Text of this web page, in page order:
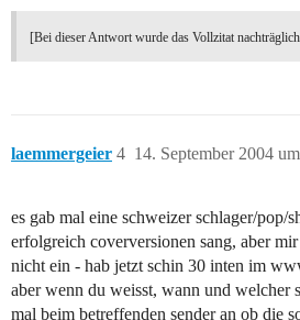
[Bei dieser Antwort wurde das Vollzitat
laemmergeier 14. September 2004
4
es gab mal eine schweizer schlager/pop/
erfolgreich coverversionen sang, aber
nicht ein - hab jetzt schin 30 inten im
aber wenn du weisst, wann und welcher
mal beim betreffenden sender an ob die